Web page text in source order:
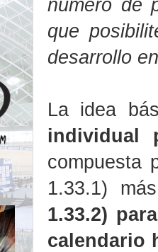
número de
que
desarrollo
La idea
individual
compuesta
1.33.1)
1.33.2)
calendario